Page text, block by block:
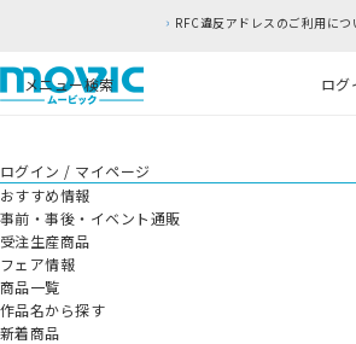
RFC違反アドレスのご利用につ
メニュー検索 ログ
ログイン / マイページ
おすすめ情報
事前・事後・イベント通販
受注生産商品
フェア情報
商品一覧
作品名から探す
新着商品